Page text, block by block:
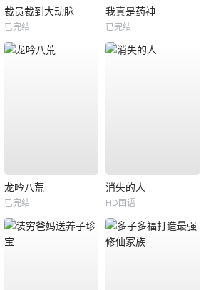
裁员裁到大动脉
已完结
我真是药神
已完结
龙吟八荒
已完结
消失的人
HD国语